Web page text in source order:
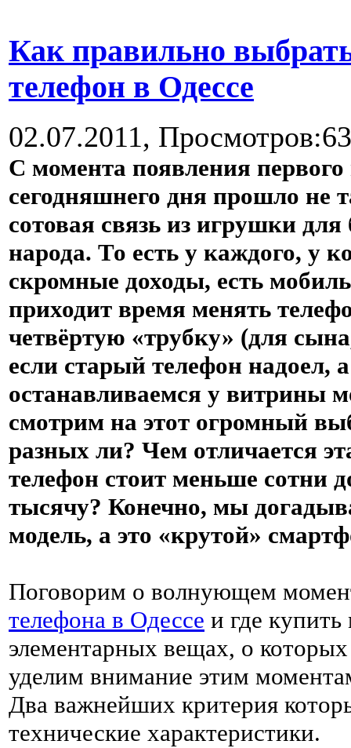
Как правильно
телефон в Одессе
02.07.2011,
С момента появления
сегодняшнего дня прошло не
сотовая связь из игрушки
народа. То есть у каждого, у
скромные доходы, есть
приходит время менять
четвёртую «трубку» (для
если старый телефон
останавливаемся у витрины
смотрим на этот огромный
разных ли? Чем отличается
телефон стоит меньше сотни
тысячу? Конечно, мы
модель, а это «крутой»
Поговорим о волнующем
телефона в Одессе и где
элементарных вещах, о
уделим внимание этим
Два важнейших критерия
технические характеристики.